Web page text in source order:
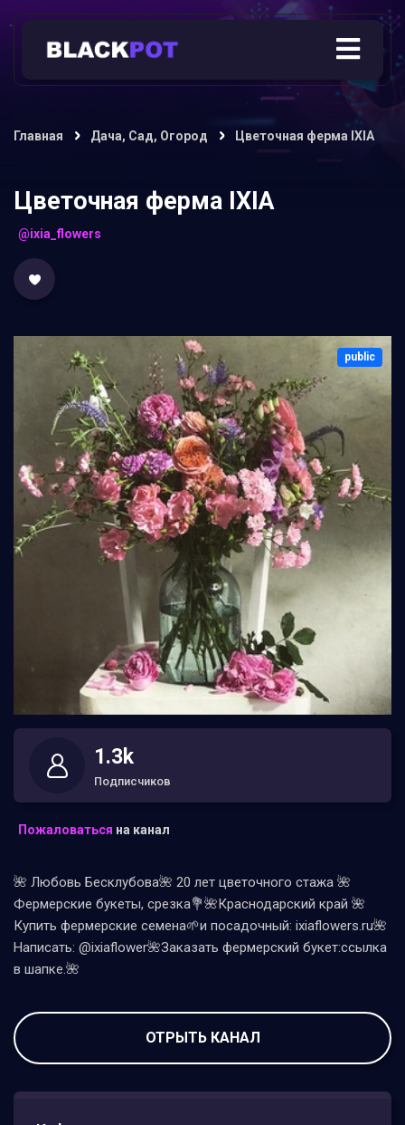
Главная Дача, Сад, Огород Цветочная ферма IXIA
Цветочная ферма IXIA
@ixia_flowers
public
1.3k
Подписчиков
Пожаловаться на канал
🌺 Любовь Бесклубова🌺 20 лет цветочного стажа 🌺
Фермерские букеты, срезка💐🌺Краснодарский край 🌺
Купить фермерские семена🌱и посадочный: ixiaflowers.ru🌺
Написать: @ixiaflower🌺Заказать фермерский букет:ссылка
в шапке.🌺
ОТРЫТЬ КАНАЛ